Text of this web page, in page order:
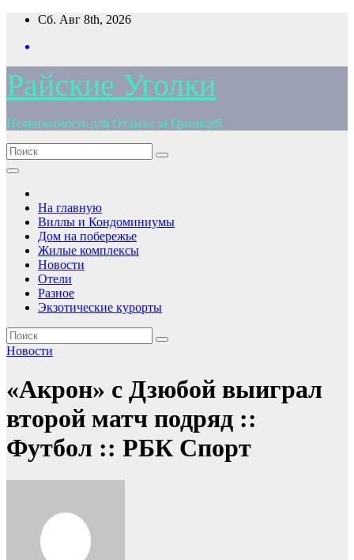
Перейти
содержимому
Сб. Авг 8th, 2026
Райские Уголки
Недвижимость для Отдыха за Границей
На главную
Виллы и Кондоминиумы
Дом на побережье
Жилые комплексы
Новости
Отели
Разное
Экзотические курорты
Новости
«Акрон» с Дзюбой выиграл
второй матч подряд ::
Футбол :: РБК Спорт